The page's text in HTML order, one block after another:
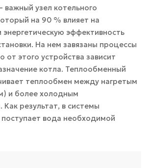
важный узел котельного
на 90 % влияет на
энергетическую эффективность
На нем завязаны процессы
от этого устройства зависит
котла. Теплообменный
теплообмен между нагретым
и более холодным
Как результат, в системы
вода необходимой